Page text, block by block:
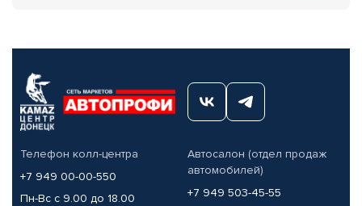
Телефон колл-центра
+7 949 00-00-550
Пн-Вс с 9.00 до 18.00
Автосалон (отдел продаж
автомобилей)
+7 949 503-45-55